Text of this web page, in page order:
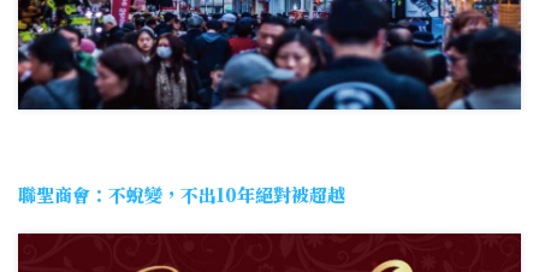
聯聖商會：不蛻變，不出10年絕對被超越